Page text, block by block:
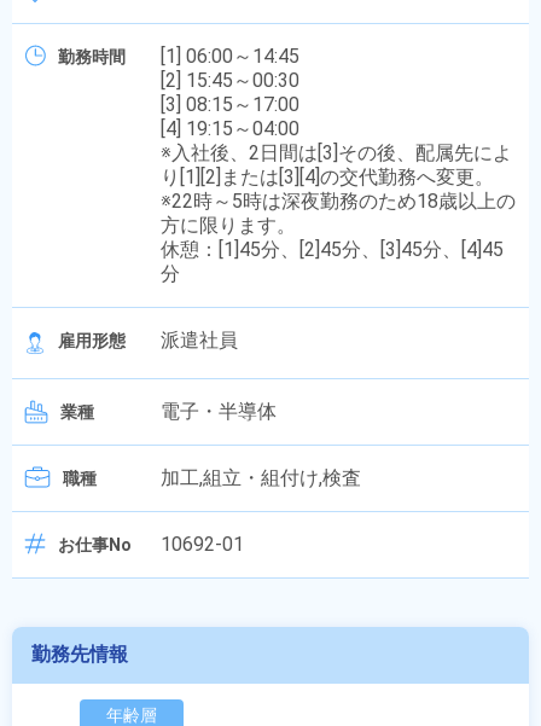
勤務時間
[1] 06:00～14:45
[2] 15:45～00:30
[3] 08:15～17:00
[4] 19:15～04:00
※入社後、2日間は[3]その後、配属先によ
り[1][2]または[3][4]の交代勤務へ変更。
※22時～5時は深夜勤務のため18歳以上の
方に限ります。
休憩：[1]45分、[2]45分、[3]45分、[4]45
分
雇用形態 派遣社員
業種 電子・半導体
職種 加工,組立・組付け,検査
お仕事No 10692-01
勤務先情報
年齢層